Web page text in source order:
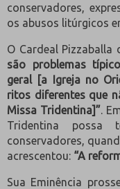
conservadores,
os abusos litúrgicos
O Cardeal Pizzaballa
são problemas
geral [a Igreja no
ritos diferentes que
Missa Tridentina]”.
Tridentina possa
conservadores,
acrescentou: “A
Sua Eminência